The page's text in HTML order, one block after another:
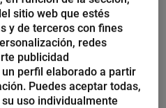
Casero, presidente de
Nacional para la
( ARHOE), y un férreo
dirección por objetivos
sitio web que estés
y de terceros con fines
redes
publicidad
perfil elaborado a partir
Puedes aceptar todas,
uso individualmente